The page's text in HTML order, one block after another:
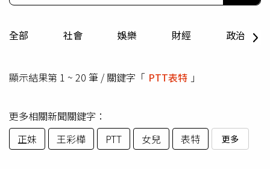
全部 社會 娛樂 財經 政治
顯示結果第 1 ~ 20 筆 / 關鍵字「 PTT表特 」
更多相關新聞關鍵字：
正妹
王彩樺 PTT 女兒 表特 更多